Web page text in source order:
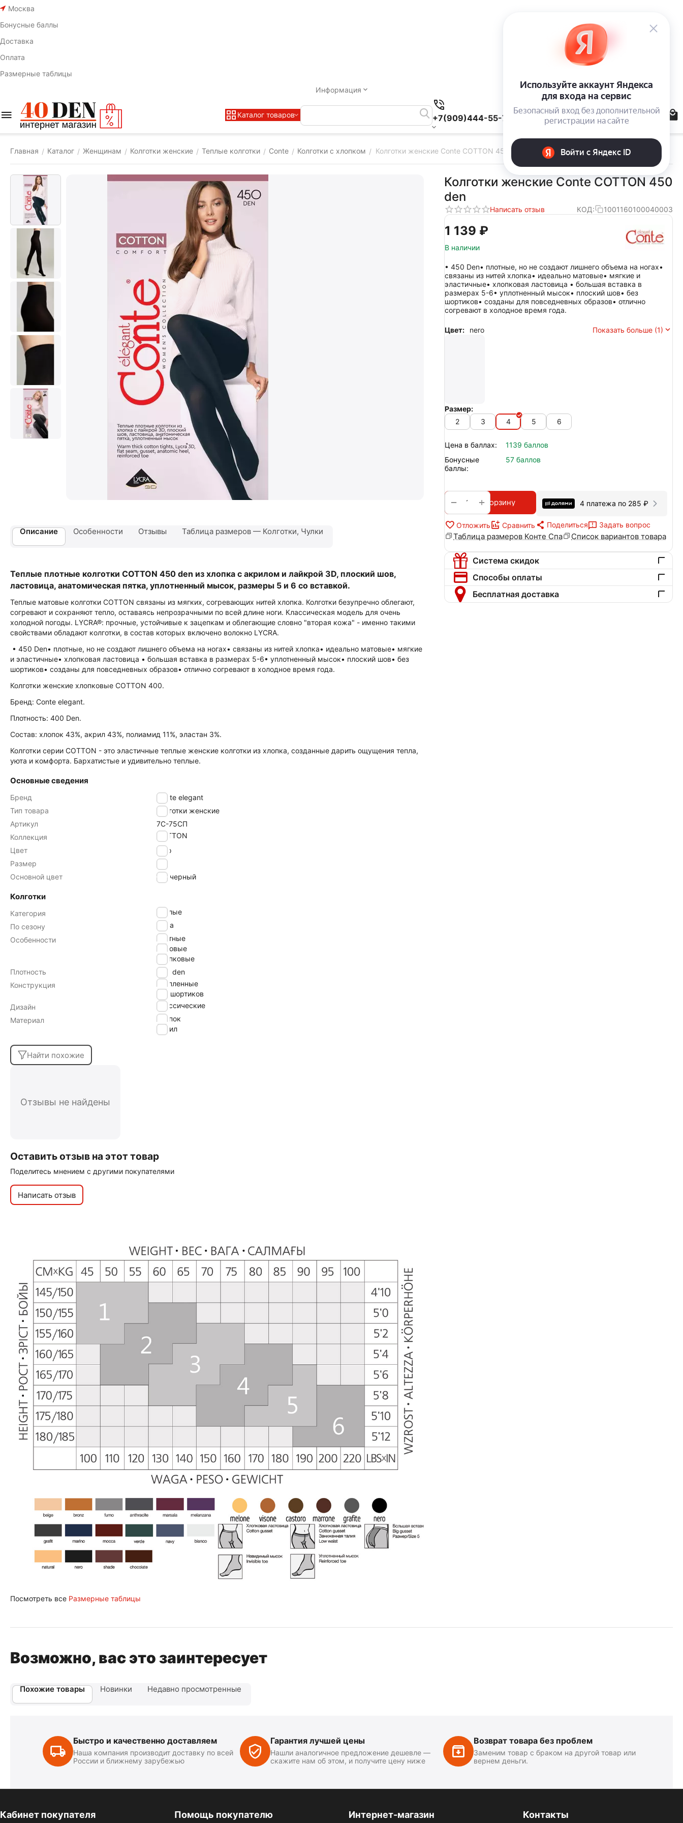
Москва
Бонусные баллы
Доставка
Оплата
Размерные таблицы
Информация
Каталог товаров +7(909)444-55-78
Главная / Каталог / Женщинам / Колготки женские / Теплые колготки / Conte / Колготки с хлопком / Колготки женские Conte COTTON 450 den
Колготки женские Conte COTTON 450
den
Написать отзыв КОД: 1001160100040003
1 139 ₽
В наличии
• 450 Den• плотные, но не создают лишнего объема на ногах•
связаны из нитей хлопка• идеально матовые• мягкие и
эластичные• хлопковая ластовица • большая вставка в
размерах 5-6• уплотненный мысок• плоский шов• без
шортиков• созданы для повседневных образов• отлично
согревают в холодное время года.
Цвет: nero Показать больше (1)
Размер:
2
3 4 5 6
Цена в баллах:
1139 баллов
Бонусные
баллы:
57 баллов
+
− В корзину 4 платежа по 285 ₽
Отложить Сравнить Поделиться Задать вопрос
Таблица размеров Конте Спа Список вариантов товара
Система скидок
Способы оплаты
Бесплатная доставка
Описание Особенности Отзывы Таблица размеров — Колготки, Чулки
Теплые плотные колготки COTTON 450 den из хлопка с акрилом и лайкрой 3D, плоский шов,
ластовица, анатомическая пятка, уплотненный мысок, размеры 5 и 6 со вставкой.
Теплые матовые колготки COTTON связаны из мягких, согревающих нитей хлопка. Колготки безупречно облегают,
согревают и сохраняют тепло, оставаясь непрозрачными по всей длине ноги. Классическая модель для очень
холодной погоды. LYCRA®: прочные, устойчивые к зацепкам и облегающие словно "вторая кожа" - именно такими
свойствами обладают колготки, в состав которых включено волокно LYCRA.
• 450 Den• плотные, но не создают лишнего объема на ногах• связаны из нитей хлопка• идеально матовые• мягкие
и эластичные• хлопковая ластовица • большая вставка в размерах 5-6• уплотненный мысок• плоский шов• без
шортиков• созданы для повседневных образов• отлично согревают в холодное время года.
Колготки женские хлопковые COTTON 400.
Бренд: Conte elegant.
Плотность: 400 Den.
Состав: хлопок 43%, акрил 43%, полиамид 11%, эластан 3%.
Колготки серии COTTON - это эластичные теплые женские колготки из хлопка, созданные дарить ощущения тепла,
уюта и комфорта. Бархатистые и удивительно теплые.
Основные сведения
Бренд
Conte elegant
Тип товара
Колготки женские
Артикул
7С-75СП
Коллекция
COTTON
Цвет
nero
Размер
4
Основной цвет
черный
Колготки
Категория
теплые
По сезону
зима
Особенности
плотные
матовые
хлопковые
Плотность
450 den
Конструкция
утепленные
без шортиков
Дизайн
классические
Материал
хлопок
акрил
Найти похожие
Отзывы не найдены
Оставить отзыв на этот товар
Поделитесь мнением с другими покупателями
Написать отзыв
Посмотреть все Размерные таблицы
Возможно, вас это заинтересует
Похожие товары Новинки Недавно просмотренные
Быстро и качественно доставляем
Наша компания производит доставку по всей
России и ближнему зарубежью
Гарантия лучшей цены
Нашли аналогичное предложение дешевле —
скажите нам об этом, и получите цену ниже
Возврат товара без проблем
Заменим товар с браком на другой товар или
вернем деньги.
Кабинет покупателя Помощь покупателю Интернет-магазин Контакты